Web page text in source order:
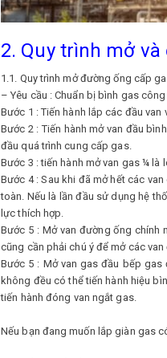
2. Quy trình mở
1.1. Quy trình mở đường ống cấp
– Yêu cầu : Chuẩn bị bình gas
Bước 1 : Tiến hành lắp các đầu
Bước 2 : Tiến hành mở van đầu
đầu quá trình cung cấp gas.
Bước 3 : tiến hành mở van gas ¼
Bước 4 : Sau khi đã mở hết các
toàn. Nếu là lần đầu sử dụng hệ
lực thích hợp.
Bước 5 : Mở van đường ống chính
cũng cần phải chú ý để mở các
Bước 5 : Mở van gas đầu bếp
không đều có thể tiến hành hiệu
tiến hành đóng van ngắt gas.
Nếu bạn đang muốn lắp giàn gas